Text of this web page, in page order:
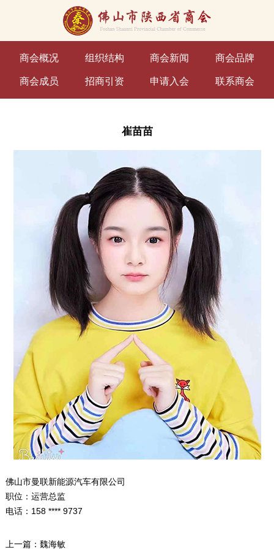
商会概况 组织结构 商会新闻 商会品牌
商会成员 招商引资 申请入会 联系商会
崔苗苗
佛山市曼联新能源汽车有限公司
职位：运营总监
电话：158 **** 9737
上一篇： 魏海敏